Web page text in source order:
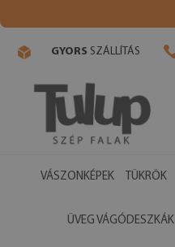
GYORS SZÁLLÍTÁS
VÁSZONKÉPEK TÜKRÖK
ÜVEG VÁGÓDESZKÁK